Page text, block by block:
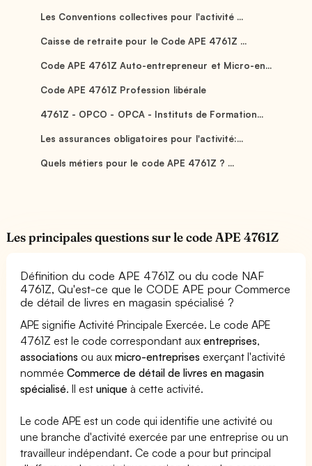
Les Conventions collectives pour l'activité ...
Caisse de retraite pour le Code APE 4761Z ...
Code APE 4761Z Auto-entrepreneur et Micro-en...
Code APE 4761Z Profession libérale
4761Z - OPCO - OPCA - Instituts de Formation...
Les assurances obligatoires pour l'activité:...
Quels métiers pour le code APE 4761Z ? ...
Les principales questions sur le code APE 4761Z
Définition du code APE 4761Z ou du code NAF
4761Z, Qu'est-ce que le CODE APE pour Commerce
de détail de livres en magasin spécialisé ?
APE signifie Activité Principale Exercée. Le code APE
4761Z est le code correspondant auxentreprises,
associations ou auxmicro-entreprises exerçant l'activité
nomméeCommerce de détail de livres en magasin
spécialisé. Il estunique à cette activité.
Le code APE est un code qui identifie une activité ou
une branche d'activité exercée par une entreprise ou un
travailleur indépendant. Ce code a pour but principal